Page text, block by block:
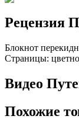
Рецензия
Блокнот
Страницы:
Видео
Похожие